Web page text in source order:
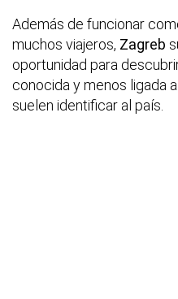
Además de funcionar
muchos viajeros, Zagreb
oportunidad para
conocida y menos ligada
suelen identificar al país.